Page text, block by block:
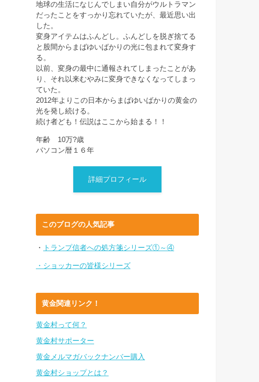
地球の生活になじんでしまい自分がウルトラマン
だったことをすっかり忘れていたが、最近思い出
した。
変身アイテムはふんどし。ふんどしを脱ぎ捨てる
と股間からまばゆいばかりの光に包まれて変身す
る。
以前、変身の最中に通報されてしまったことがあ
り、それ以来むやみに変身できなくなってしまっ
ていた。
2012年よりこの日本からまばゆいばかりの黄金の
光を発し続ける。
続け者ども！伝説はここから始まる！！
年齢 10万?歳
パソコン暦１６年
詳細プロフィール
このブログの人気記事
・ トランプ信者への処方箋シリーズ①～④
・ショッカーの皆様シリーズ
黄金関連リンク！
黄金村って何？
黄金村サポーター
黄金メルマガバックナンバー購入
黄金村ショップとは？